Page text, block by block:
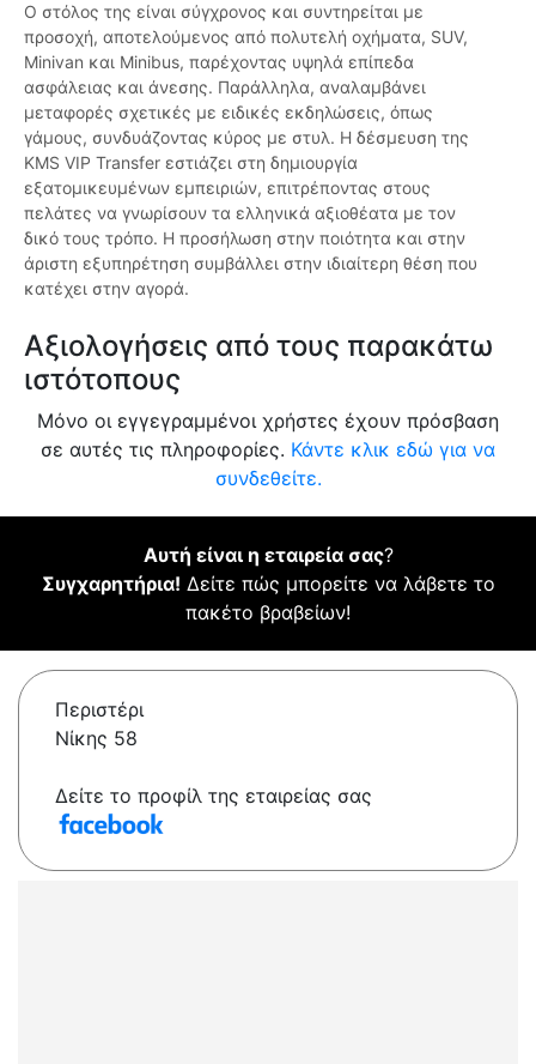
Ο στόλος της είναι σύγχρονος και συντηρείται με
προσοχή, αποτελούμενος από πολυτελή οχήματα, SUV,
Minivan και Minibus, παρέχοντας υψηλά επίπεδα
ασφάλειας και άνεσης. Παράλληλα, αναλαμβάνει
μεταφορές σχετικές με ειδικές εκδηλώσεις, όπως
γάμους, συνδυάζοντας κύρος με στυλ. Η δέσμευση της
KMS VIP Transfer εστιάζει στη δημιουργία
εξατομικευμένων εμπειριών, επιτρέποντας στους
πελάτες να γνωρίσουν τα ελληνικά αξιοθέατα με τον
δικό τους τρόπο. Η προσήλωση στην ποιότητα και στην
άριστη εξυπηρέτηση συμβάλλει στην ιδιαίτερη θέση που
κατέχει στην αγορά.
Αξιολογήσεις από τους παρακάτω
ιστότοπους
Μόνο οι εγγεγραμμένοι χρήστες έχουν πρόσβαση
σε αυτές τις πληροφορίες. Κάντε κλικ εδώ για να
συνδεθείτε.
Αυτή είναι η εταιρεία σας?
Συγχαρητήρια! Δείτε πώς μπορείτε να λάβετε το
πακέτο βραβείων!
Περιστέρι
Νίκης 58
Δείτε το προφίλ της εταιρείας σας